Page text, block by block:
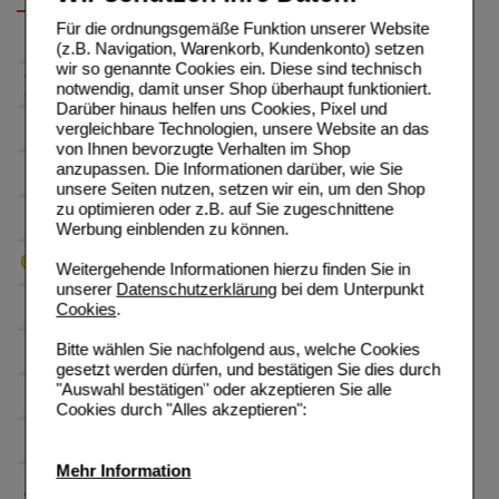
Für die ordnungsgemäße Funktion unserer Website
(z.B. Navigation, Warenkorb, Kundenkonto) setzen
wir so genannte Cookies ein. Diese sind technisch
notwendig, damit unser Shop überhaupt funktioniert.
Darüber hinaus helfen uns Cookies, Pixel und
vergleichbare Technologien, unsere Website an das
von Ihnen bevorzugte Verhalten im Shop
anzupassen. Die Informationen darüber, wie Sie
unsere Seiten nutzen, setzen wir ein, um den Shop
zu optimieren oder z.B. auf Sie zugeschnittene
Werbung einblenden zu können.
Weitergehende Informationen hierzu finden Sie in
unserer Datenschutzerklärungbei dem Unterpunkt
Cookies.
Bitte wählen Sie nachfolgend aus, welche Cookies
gesetzt werden dürfen, und bestätigen Sie dies durch
"Auswahl bestätigen" oder akzeptieren Sie alle
Cookies durch "Alles akzeptieren":
Mehr Information